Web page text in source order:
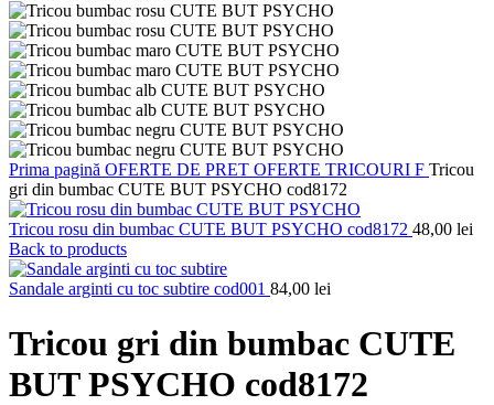
Prima pagină OFERTE DE PRET OFERTE TRICOURI F Tricou
gri din bumbac CUTE BUT PSYCHO cod8172
Tricou rosu din bumbac CUTE BUT PSYCHO cod8172 48,00 lei
Back to products
Sandale arginti cu toc subtire cod001 84,00 lei
Tricou gri din bumbac CUTE
BUT PSYCHO cod8172